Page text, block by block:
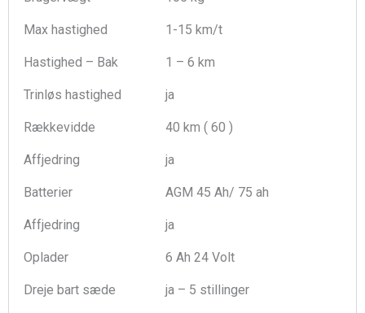
Max hastighed 1-15 km/t
Hastighed – Bak 1 – 6 km
Trinløs hastighed ja
Rækkevidde 40 km ( 60 )
Affjedring ja
Batterier AGM 45 Ah/ 75 ah
Affjedring ja
Oplader 6 Ah 24 Volt
Dreje bart sæde ja – 5 stillinger